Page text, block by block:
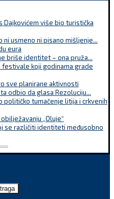
Dajkovićem više bio turistička
ni usmeno ni pisano mišljenje...
eura
briše identitet – ona pruža...
festivale koji godinama grade
sve planirane aktivnosti
odbio da glasa Rezoluciju...
političko tumačenje litija i crkvenih
„Oluje“
se različiti identiteti međusobno